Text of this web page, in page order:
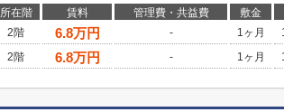
所在階 賃料 管理費・共益費 敷金
2階
6.8万円 - 1ヶ月
2階
6.8万円 - 1ヶ月